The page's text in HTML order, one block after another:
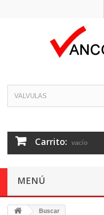
Carrito: vacío
MENÚ
Buscar